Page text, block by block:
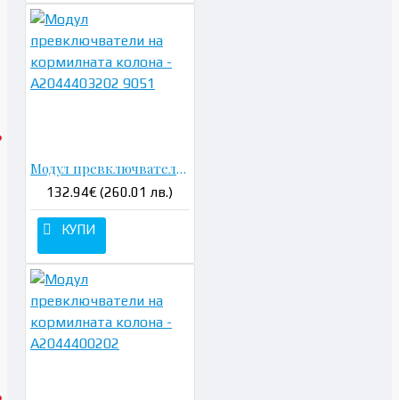
Модул превключватели на кормилната колона - A2044403202 9051
132.94€ (260.01 лв.)
КУПИ